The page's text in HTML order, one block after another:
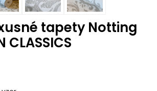
tapety Notting
CLASSICS